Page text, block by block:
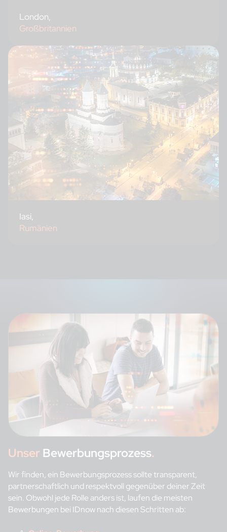
London,
Großbritannien
Iasi,
Rumänien
Unser Bewerbungsprozess.
Wir finden, ein Bewerbungsprozess sollte transparent,
partnerschaftlich und respektvoll gegenüber deiner Zeit
sein. Obwohl jede Rolle anders ist, laufen die meisten
Bewerbungen bei IDnow nach diesen Schritten ab: